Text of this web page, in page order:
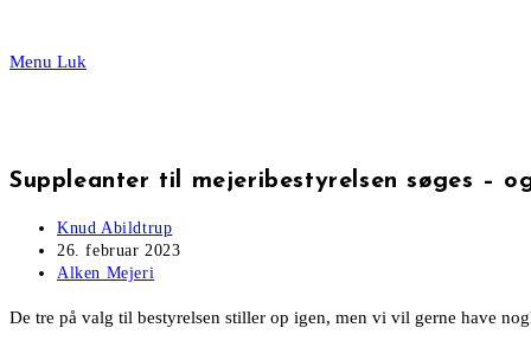
Menu Luk
Suppleanter til mejeribestyrelsen søges –
Post
author:
Knud Abildtrup
Post
published:
26. februar 2023
Post
Alken Mejeri
De tre på valg til bestyrelsen stiller op igen, men vi vil gerne have